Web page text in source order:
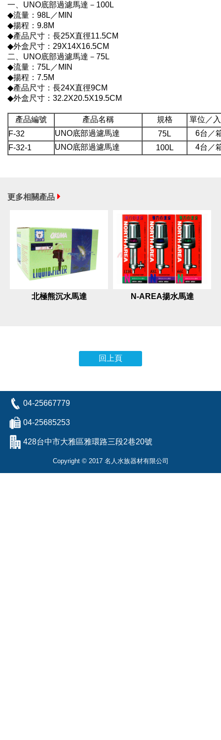
一、UNO底部過濾馬達－100L
◆流量：98L／MIN
◆揚程：9.8M
◆產品尺寸：長25X直徑11.5CM
◆外盒尺寸：29X14X16.5CM
二、UNO底部過濾馬達－75L
◆流量：75L／MIN
◆揚程：7.5M
◆產品尺寸：長24X直徑9CM
◆外盒尺寸：32.2X20.5X19.5CM
產品編號 產品名稱 規格
單位／
F-32
UNO底部過濾馬達 75L
6台／
F-32-1
UNO底部過濾馬達 100L 4台／
更多相關產品
北極熊沉水馬達 N-AREA揚水馬達
回上頁
04-25667779
04-25685253
428台中市大雅區雅環路三段2巷20號
Copyright © 2017 名人水族器材有限公司